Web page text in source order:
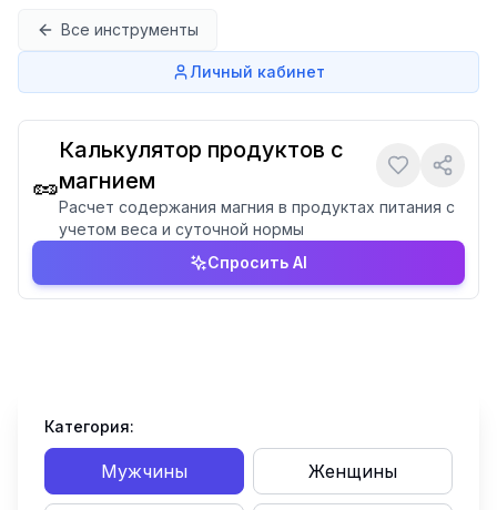
Все инструменты
Личный кабинет
🥜
Калькулятор продуктов с
магнием
Расчет содержания магния в продуктах питания с
учетом веса и суточной нормы
Спросить AI
Категория:
Мужчины Женщины